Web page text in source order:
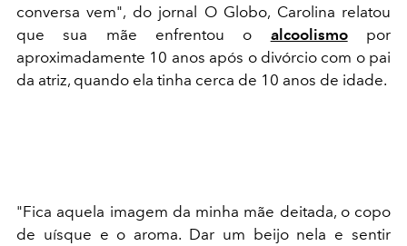
conversa vem", do jornal O Globo, Carolina relatou
que sua mãe enfrentou o alcoolismo
por
aproximadamente 10 anos após o divórcio com o pai
da atriz, quando ela tinha cerca de 10 anos de idade.
"Fica aquela imagem da minha mãe deitada, o copo
de uísque e o aroma. Dar um beijo nela e sentir